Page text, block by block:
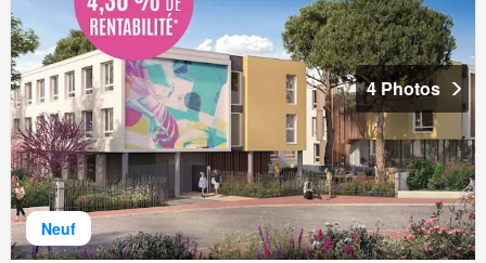
Neuf
4 Photos